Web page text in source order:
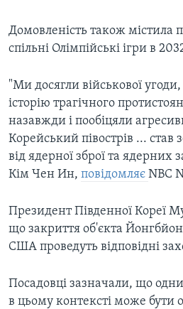
Домовленість також містила
спільні Олімпійські ігри в
"Ми досягли військової
історію трагічного
назавжди і пообіцяли
Корейський півострів ...
від ядерної зброї та ядерних
Кім Чен Ин, повідомляє NBC
Президент Південної Кореї
що закриття об'єкта
США проведуть відповідні
Посадовці зазначали, що
в цьому контексті може бути